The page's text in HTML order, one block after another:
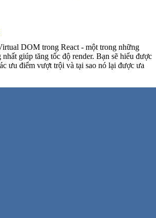
DOM trong React - một trong những
giúp tăng tốc độ render. Bạn sẽ hiểu được
ưu điểm vượt trội và tại sao nó lại được ưa